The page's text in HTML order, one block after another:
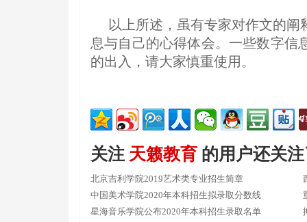
以上所述，虽有专家对作文的
息与自己的心得体会。一些数字信
的出入，请大家慎重使用。
关注 天籁教育 的用户还关
北京吉利学院2019艺术类专业招生简章
中国美术学院2020年本科招生拟录取分数线
星海音乐学院公布2020年本科招生录取名单